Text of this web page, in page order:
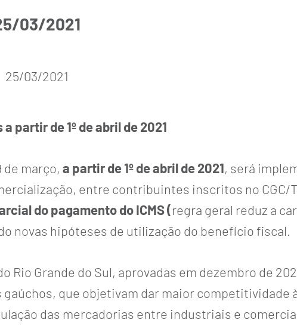
03/2021
25/03/2021
partir de 1º de abril de 2021
de março,a partir de 1º de abril de 2021, será
entre contribuintes inscritos no CGC/
do pagamento do ICMS (regra geral reduz a
novas hipóteses de utilização do benefício fiscal.
Grande do Sul, aprovadas em dezembro de
que objetivam dar maior competitividade
das mercadorias entre industriais e